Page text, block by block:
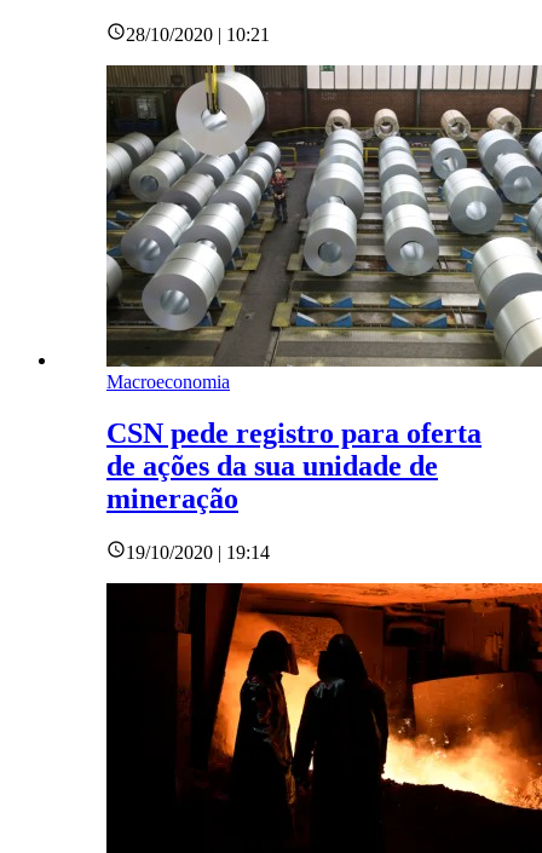
28/10/2020 | 10:21
Macroeconomia
CSN pede registro para oferta
de ações da sua unidade de
mineração
19/10/2020 | 19:14